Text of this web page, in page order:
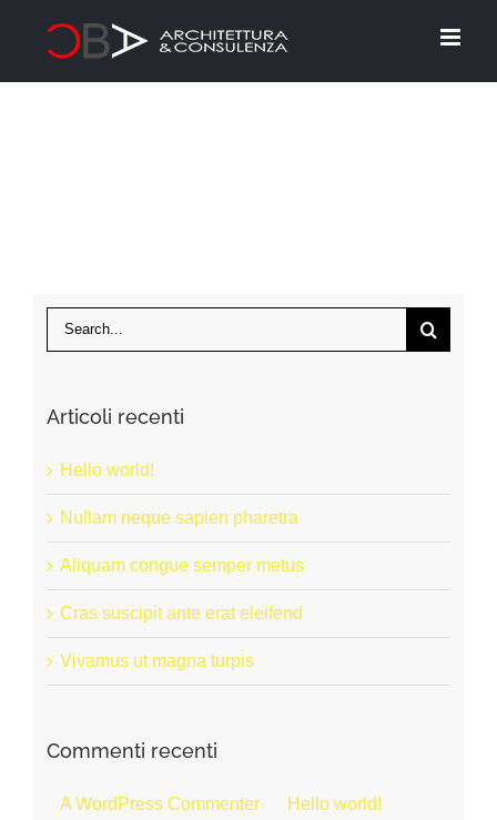
content
Articoli recenti
Hello world!
Nullam neque sapien pharetra
Aliquam congue semper metus
Cras suscipit ante erat eleifend
Vivamus ut magna turpis
Commenti recenti
A WordPress Commentersu Hello world!